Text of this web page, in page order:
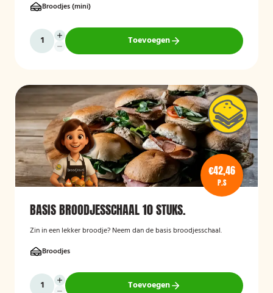
Broodjes (mini)
Toevoegen
€42,46
P.S
BASIS BROODJESSCHAAL 10 STUKS.
Zin in een lekker broodje? Neem dan de basis broodjesschaal.
Broodjes
Toevoegen